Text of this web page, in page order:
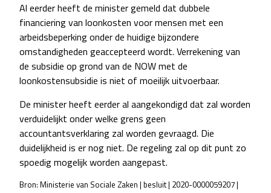
Al eerder heeft de minister gemeld dat dubbele
financiering van loonkosten voor mensen met een
arbeidsbeperking onder de huidige bijzondere
omstandigheden geaccepteerd wordt. Verrekening van
de subsidie op grond van de NOW met de
loonkostensubsidie is niet of moeilijk uitvoerbaar.
De minister heeft eerder al aangekondigd dat zal worden
verduidelijkt onder welke grens geen
accountantsverklaring zal worden gevraagd. Die
duidelijkheid is er nog niet. De regeling zal op dit punt zo
spoedig mogelijk worden aangepast.
Bron: Ministerie van Sociale Zaken | besluit | 2020-0000059207 |